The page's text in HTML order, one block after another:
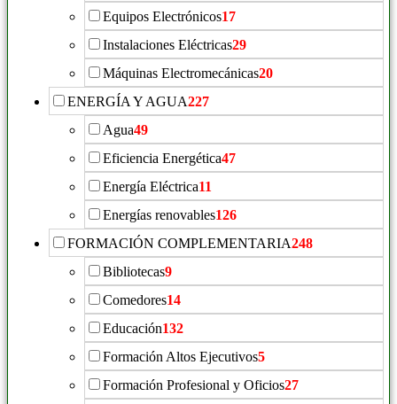
Equipos Electrónicos17
Instalaciones Eléctricas29
Máquinas Electromecánicas20
ENERGÍA Y AGUA227
Agua49
Eficiencia Energética47
Energía Eléctrica11
Energías renovables126
FORMACIÓN COMPLEMENTARIA248
Bibliotecas9
Comedores14
Educación132
Formación Altos Ejecutivos5
Formación Profesional y Oficios27